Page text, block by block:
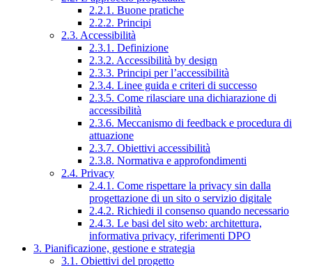
2.2.1. Buone pratiche
2.2.2. Principi
2.3. Accessibilità
2.3.1. Definizione
2.3.2. Accessibilità by design
2.3.3. Principi per l’accessibilità
2.3.4. Linee guida e criteri di successo
2.3.5. Come rilasciare una dichiarazione di
accessibilità
2.3.6. Meccanismo di feedback e procedura di
attuazione
2.3.7. Obiettivi accessibilità
2.3.8. Normativa e approfondimenti
2.4. Privacy
2.4.1. Come rispettare la privacy sin dalla
progettazione di un sito o servizio digitale
2.4.2. Richiedi il consenso quando necessario
2.4.3. Le basi del sito web: architettura,
informativa privacy, riferimenti DPO
3. Pianificazione, gestione e strategia
3.1. Obiettivi del progetto